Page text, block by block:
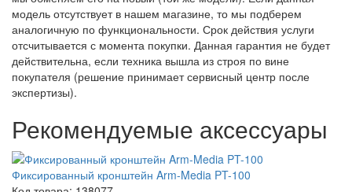
модель отсутствует в нашем магазине, то мы подберем
аналогичную по функциональности. Срок действия услуги
отсчитывается с момента покупки. Данная гарантия не будет
действительна, если техника вышла из строя по вине
покупателя (решение принимает сервисный центр после
экспертизы).
Рекомендуемые аксессуары
Фиксированный кронштейн Arm-Media PT-100